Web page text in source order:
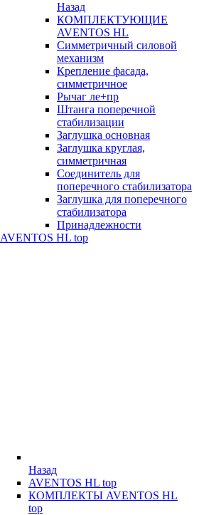
Назад
КОМПЛЕКТУЮЩИЕ
AVENTOS HL
Симметричный силовой
механизм
Крепление фасада,
симметричное
Рычаг ле+пр
Штанга поперечной
стабилизации
Заглушка основная
Заглушка круглая,
симметричная
Соединитель для
поперечного стабилизатора
Заглушка для поперечного
стабилизатора
Принадлежности
AVENTOS HL top
Назад
AVENTOS HL top
КОМПЛЕКТЫ AVENTOS HL
top